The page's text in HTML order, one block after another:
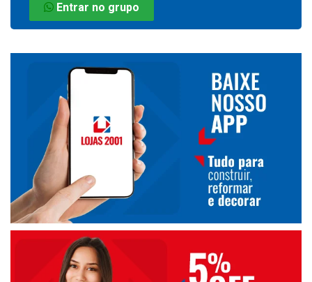
Entrar no grupo